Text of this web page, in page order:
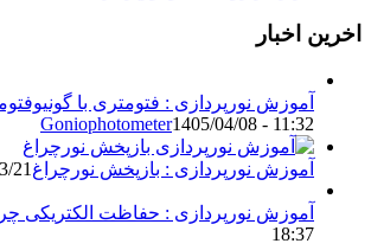
اخبار
آموزش نورپردازی : فتومتری با گونیوفتومتر
Goniophotometer1405/04/08 - 11:32
آموزش نورپردازی : بازپخش نورچراغ1405/03/21 - 11:41
آموزش نورپردازی : حفاظت الکتریکی چراغ ها